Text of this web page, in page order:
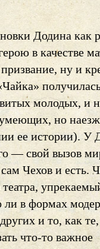
Додина как
в качестве
ну и
молодых, и
умеющих, но
ее истории). У
— свой вызов
Чехов и есть.
в формах
и то, как
что-то важное